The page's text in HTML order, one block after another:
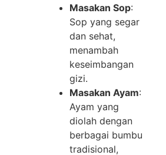
Masakan Sop:
Sop yang segar
dan sehat,
menambah
keseimbangan
gizi.
Masakan Ayam:
Ayam yang
diolah dengan
berbagai bumbu
tradisional,